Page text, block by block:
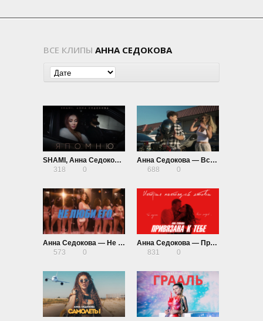
ВСЕ КЛИПЫ АННА СЕДОКОВА
SHAMI, Анна Седокова — Я помню
318
0
Анна Седокова — Всё сложно
688
0
Анна Седокова — Не люби его
573
0
Анна Седокова — Привязана к тебе
831
0